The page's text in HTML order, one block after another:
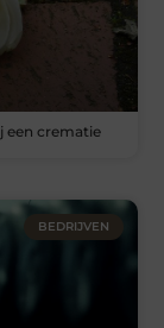
een crematie
BEDRIJVEN